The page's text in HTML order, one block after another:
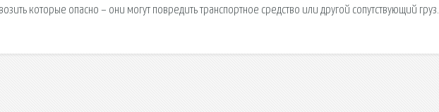
которые опасно – они могут повредить транспортное средство или другой сопутствующий груз.